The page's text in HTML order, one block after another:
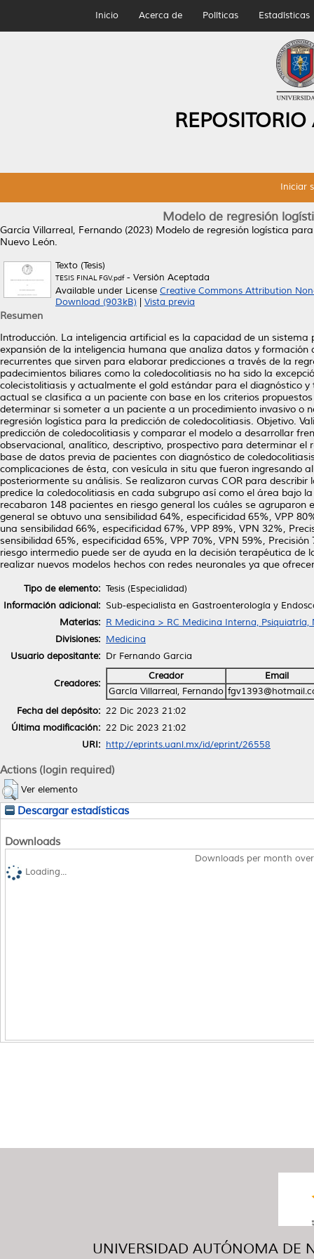
Inicio Acerca de Políticas Estadísticas
Iniciar
Modelo de regresión
García Villarreal, Fernando (2023) Modelo de regresión logística
Nuevo León.
Texto (Tesis)
TESIS FINAL FGV.pdf- Versión Aceptada
Available under License Creative Commons Attribution
Download (903kB)
Vista previa
Resumen
Introducción. La inteligencia artificial es la capacidad de un
expansión de la inteligencia humana que analiza datos y
recurrentes que sirven para elaborar predicciones a través de la
padecimientos biliares como la coledocolitiasis no ha sido la
colecistolitiasis y actualmente el gold estándar para el diagnóstico
actual se clasifica a un paciente con base en los criterios
determinar si someter a un paciente a un procedimiento invasivo o
regresión logística para la predicción de coledocolitiasis. Objetivo.
predicción de coledocolitiasis y comparar el modelo a desarrollar
observacional, analítico, descriptivo, prospectivo para determinar
base de datos previa de pacientes con diagnóstico de
complicaciones de ésta, con vesícula in situ que fueron ingresando
posteriormente su análisis. Se realizaron curvas COR para
predice la coledocolitiasis en cada subgrupo así como el área bajo
recabaron 148 pacientes en riesgo general los cuáles se
general se obtuvo una sensibilidad 64%, especificidad 65%, VPP
una sensibilidad 66%, especificidad 67%, VPP 89%, VPN 32%,
sensibilidad 65%, especificidad 65%, VPP 70%, VPN 59%,
riesgo intermedio puede ser de ayuda en la decisión terapéutica
realizar nuevos modelos hechos con redes neuronales ya que
Tipo de elemento: Tesis (Especialidad)
Información adicional: Sub-especialista en Gastroenterología y
Materias: R Medicina > RC Medicina Interna, Psiquiatría,
Divisiones: Medicina
Usuario depositante: Dr Fernando Garcia
Creadores:
Creador
Email
García Villarreal, Fernando
Fecha del depósito: 22 Dic 2023 21:02
Última modificación: 22 Dic 2023 21:02
URI: http://eprints.uanl.mx/id/eprint/26558
Actions (login required)
Ver elemento
Descargar estadísticas
Downloads
Downloads per month
Loading...
UNIVERSIDAD AUTÓNOMA DE